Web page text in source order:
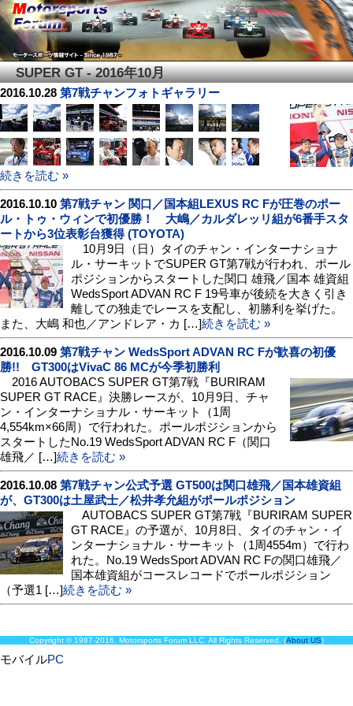
SUPER GT - 2016年10月
2016.10.28 第7戦チャンフォトギャラリー
続きを読む »
2016.10.10 第7戦チャン 関口／国本組LEXUS RC Fが圧巻のポー
ル・トゥ・ウィンで初優勝！ 大嶋／カルダレッリ組が6番手スタ
ートから3位表彰台獲得 (TOYOTA)
10月9日（日）タイのチャン・インターナショナ
ル・サーキットでSUPER GT第7戦が行われ、ポール
ポジションからスタートした関口 雄飛／国本 雄資組
WedsSport ADVAN RC F 19号車が後続を大きく引き
離しての独走でレースを支配し、初勝利を挙げた。
また、大嶋 和也／アンドレア・カ […]続きを読む »
2016.10.09 第7戦チャン WedsSport ADVAN RC Fが歓喜の初優
勝!! GT300はVivaC 86 MCが今季初勝利
2016 AUTOBACS SUPER GT第7戦『BURIRAM
SUPER GT RACE』決勝レースが、10月9日、チャ
ン・インターナショナル・サーキット（1周
4,554km×66周）で行われた。ポールポジションから
スタートしたNo.19 WedsSport ADVAN RC F（関口
雄飛／ […]続きを読む »
2016.10.08 第7戦チャン公式予選 GT500は関口雄飛／国本雄資組
が、GT300は土屋武士／松井孝允組がポールポジション
AUTOBACS SUPER GT第7戦『BURIRAM SUPER
GT RACE』の予選が、10月8日、タイのチャン・イ
ンターナショナル・サーキット（1周4554m）で行わ
れた。No.19 WedsSport ADVAN RC Fの関口雄飛／
国本雄資組がコースレコードでポールポジション
（予選1 […]続きを読む »
Copyright © 1987-2016, Motorsports Forum LLC. All Rights Reserved. (About US)
モバイルPC